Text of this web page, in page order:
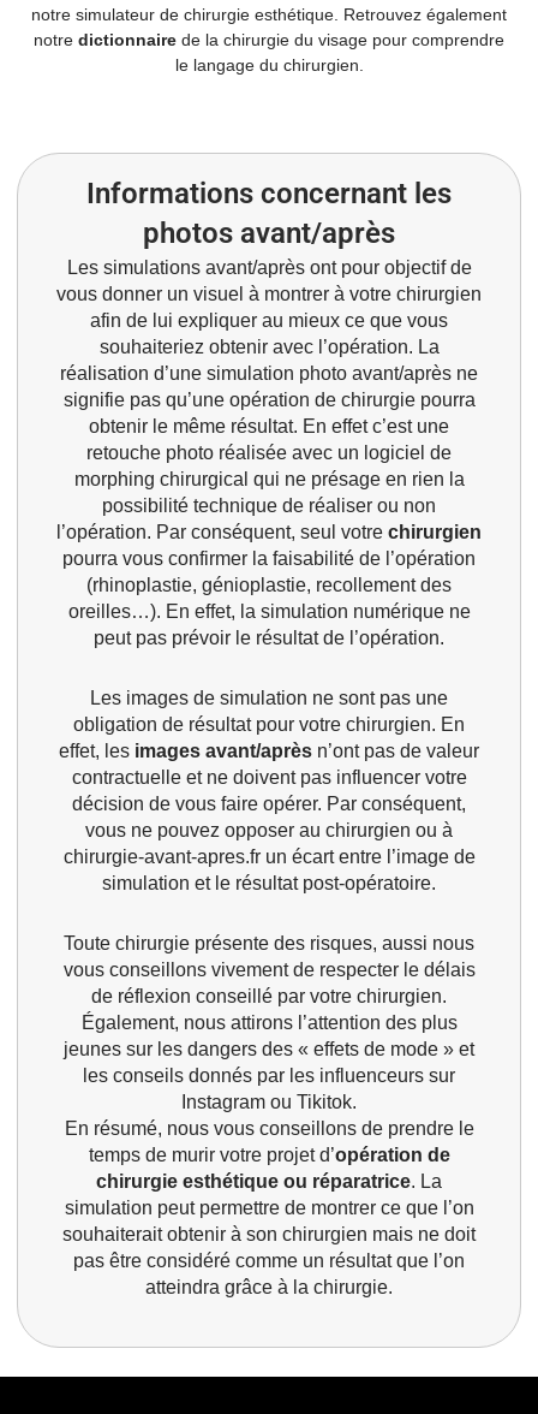
notre simulateur de chirurgie esthétique. Retrouvez également
notre dictionnaire de la chirurgie du visage pour comprendre
le langage du chirurgien.
Informations concernant les
photos avant/après
Les simulations avant/après ont pour objectif de
vous donner un visuel à montrer à votre chirurgien
afin de lui expliquer au mieux ce que vous
souhaiteriez obtenir avec l’opération. La
réalisation d’une simulation photo avant/après ne
signifie pas qu’une opération de chirurgie pourra
obtenir le même résultat. En effet c’est une
retouche photo réalisée avec un logiciel de
morphing chirurgical qui ne présage en rien la
possibilité technique de réaliser ou non
l’opération. Par conséquent, seul votre chirurgien
pourra vous confirmer la faisabilité de l’opération
(rhinoplastie, génioplastie, recollement des
oreilles…). En effet, la simulation numérique ne
peut pas prévoir le résultat de l’opération.
Les images de simulation ne sont pas une
obligation de résultat pour votre chirurgien. En
effet, les images avant/après n’ont pas de valeur
contractuelle et ne doivent pas influencer votre
décision de vous faire opérer. Par conséquent,
vous ne pouvez opposer au chirurgien ou à
chirurgie-avant-apres.fr un écart entre l’image de
simulation et le résultat post-opératoire.
Toute chirurgie présente des risques, aussi nous
vous conseillons vivement de respecter le délais
de réflexion conseillé par votre chirurgien.
Également, nous attirons l’attention des plus
jeunes sur les dangers des « effets de mode » et
les conseils donnés par les influenceurs sur
Instagram ou Tikitok.
En résumé, nous vous conseillons de prendre le
temps de murir votre projet d’opération de
chirurgie esthétique ou réparatrice. La
simulation peut permettre de montrer ce que l’on
souhaiterait obtenir à son chirurgien mais ne doit
pas être considéré comme un résultat que l’on
atteindra grâce à la chirurgie.